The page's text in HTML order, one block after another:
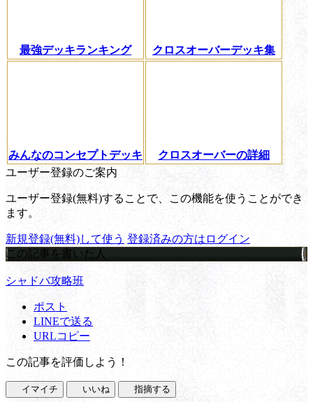
最強デッキランキング クロスオーバーデッキ集
みんなのコンセプトデッキ
クロスオーバーの詳細
ユーザー登録のご案内
ユーザー登録(無料)することで、この機能を使うことができ
ます。
新規登録(無料)して使う 登録済みの方はログイン
この記事を書いた人
シャドバ攻略班
ポスト
LINEで送る
URLコピー
この記事を評価しよう！
イマイチ いいね 指摘する